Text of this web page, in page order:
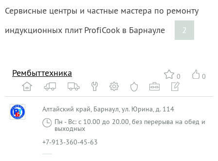
Сервисные центры и частные мастера по ремонту
индукционных плит ProfiCook в Барнауле
2
0 0
Рембыттехника
Алтайский край, Барнаул, ул. Юрина, д. 114
Пн - Вс: с 10.00 до 20.00, без перерыва на обед и
выходных
+7-913-360-45-63